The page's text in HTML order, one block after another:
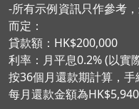
-所有示例資訊只作參考
而定：
貸款額：HK$200,000
利率：月平息0.2% (以實
按36個月還款期計算，手
每月還款金額為